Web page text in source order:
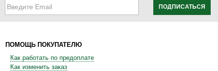
ПОДПИСАТЬСЯ
ПОМОЩЬ ПОКУПАТЕЛЮ
Как работать по предоплате
Как изменить заказ